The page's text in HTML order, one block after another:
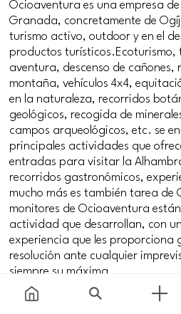
Ocioaventura es una empresa
Granada, concretamente de
turismo activo, outdoor y en el
productos turísticos.Ecoturismo,
aventura, descenso de cañones,
montaña, vehículos 4x4,
en la naturaleza, recorridos
geológicos, recogida de
campos arqueológicos, etc. se
principales actividades que
entradas para visitar la
recorridos gastronómicos,
mucho más es también tarea de
monitores de Ocioaventura
actividad que desarrollan, con
experiencia que les
resolución ante cualquier
siempre su máxima.
#familias #jovenes #parejas